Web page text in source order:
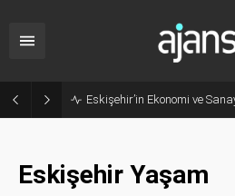
Eskişehir Yaşam